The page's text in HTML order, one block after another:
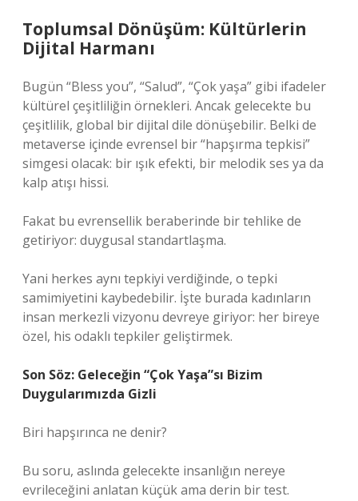
Toplumsal Dönüşüm: Kültürlerin
Dijital Harmanı
Bugün “Bless you”, “Salud”, “Çok yaşa” gibi ifadeler
kültürel çeşitliliğin örnekleri. Ancak gelecekte bu
çeşitlilik, global bir dijital dile dönüşebilir. Belki de
metaverse içinde evrensel bir “hapşırma tepkisi”
simgesi olacak: bir ışık efekti, bir melodik ses ya da
kalp atışı hissi.
Fakat bu evrensellik beraberinde bir tehlike de
getiriyor: duygusal standartlaşma.
Yani herkes aynı tepkiyi verdiğinde, o tepki
samimiyetini kaybedebilir. İşte burada kadınların
insan merkezli vizyonu devreye giriyor: her bireye
özel, his odaklı tepkiler geliştirmek.
Son Söz: Geleceğin “Çok Yaşa”sı Bizim
Duygularımızda Gizli
Biri hapşırınca ne denir?
Bu soru, aslında gelecekte insanlığın nereye
evrileceğini anlatan küçük ama derin bir test.